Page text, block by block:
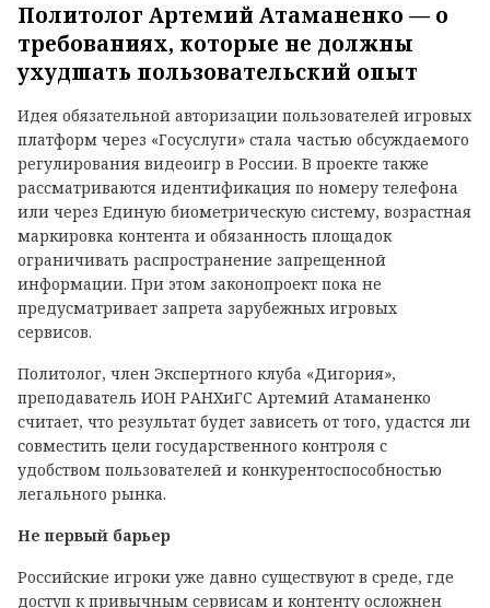
Политолог Артемий Атаманенко — о
требованиях, которые не должны
ухудшать пользовательский опыт
Идея обязательной авторизации пользователей игровых
платформ через «Госуслуги» стала частью обсуждаемого
регулирования видеоигр в России. В проекте также
рассматриваются идентификация по номеру телефона
или через Единую биометрическую систему, возрастная
маркировка контента и обязанность площадок
ограничивать распространение запрещенной
информации. При этом законопроект пока не
предусматривает запрета зарубежных игровых
сервисов.
Политолог, член Экспертного клуба «Дигория»,
преподаватель ИОН РАНХиГС Артемий Атаманенко
считает, что результат будет зависеть от того, удастся ли
совместить цели государственного контроля с
удобством пользователей и конкурентоспособностью
легального рынка.
Не первый барьер
Российские игроки уже давно существуют в среде, где
доступ к привычным сервисам и контенту осложнен